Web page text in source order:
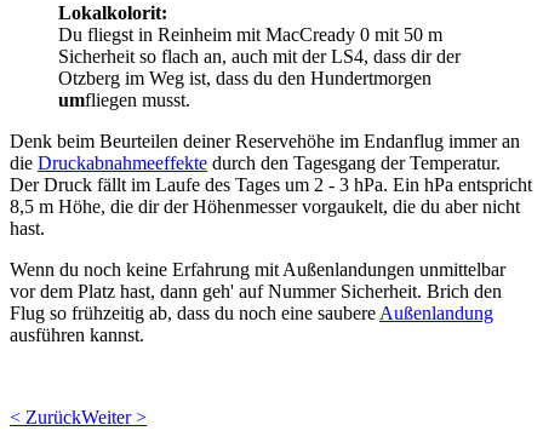
Lokalkolorit:
Du fliegst in Reinheim mit MacCready 0 mit 50 m
Sicherheit so flach an, auch mit der LS4, dass dir der
Otzberg im Weg ist, dass du den Hundertmorgen
umfliegen musst.
Denk beim Beurteilen deiner Reservehöhe im Endanflug immer an
die Druckabnahmeeffekte durch den Tagesgang der Temperatur.
Der Druck fällt im Laufe des Tages um 2 - 3 hPa. Ein hPa entspricht
8,5 m Höhe, die dir der Höhenmesser vorgaukelt, die du aber nicht
hast.
Wenn du noch keine Erfahrung mit Außenlandungen unmittelbar
vor dem Platz hast, dann geh' auf Nummer Sicherheit. Brich den
Flug so frühzeitig ab, dass du noch eine saubere Außenlandung
ausführen kannst.
< ZurückWeiter >